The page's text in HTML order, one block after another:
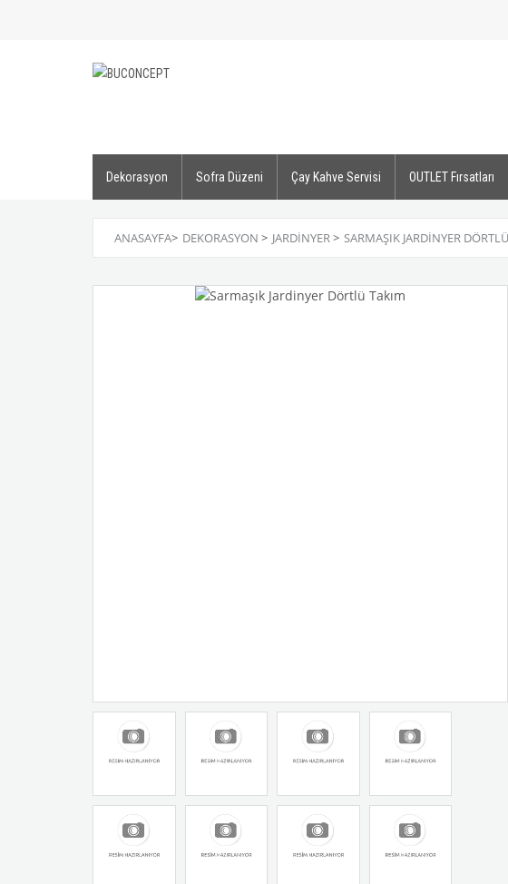
Dekorasyon Sofra Düzeni Çay Kahve Servisi OUTLET Fırsatları
ANASAYFA> DEKORASYON > JARDINYER> SARMAŞIK JARDINYER